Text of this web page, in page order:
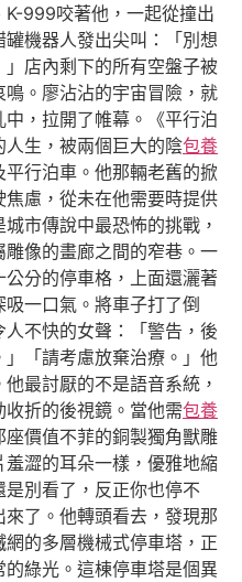
999咬著他，一起從撞出
機器人發出尖叫：「別想
店內剩下的所有空盤子被
。廖沾沾的宇宙冒險，就
，拉開了帷幕。《平行泊
生，被兩個巨大的陰包養
行泊車。他那輛老舊的掀
慮，從未在他需要時提供
市傳說中最恐怖的挑戰，
像的畫廊之間的窄巷。一
分的停車格，上面還灑著
一口氣。將車子打了倒
不快的女聲：「警告，後
「請考慮放棄治療。」他
最討厭的不是語音系統，
折的後視鏡。當他需包養
價值不菲的銅製獨角獸雕
澀的耳朵一樣，優雅地縮
別看了，反正你也停不
了。他轉頭看去，發現那
的多層機械式停車塔，正
綠光。這棟停車塔是個異